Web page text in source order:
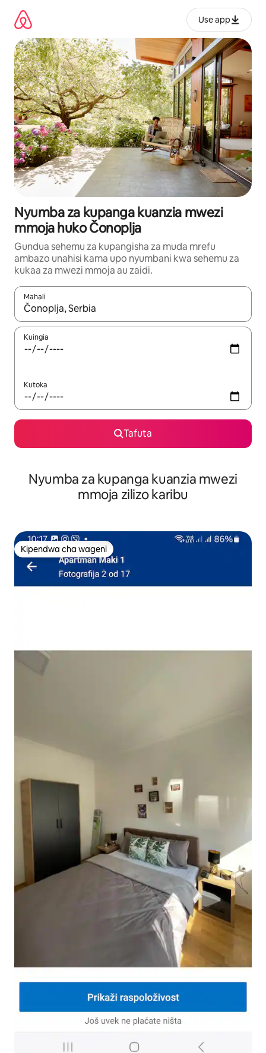
kwenda
kwenye
maudhui
Use app
Nyumba za kupanga kuanzia mwezi
mmoja huko Čonoplja
Gundua sehemu za kupangisha za muda mrefu
ambazo unahisi kama upo nyumbani kwa sehemu za
kukaa za mwezi mmoja au zaidi.
Mahali
Wakati matokeo yanapatikana, vinjari kwa kutumia vitufe vya
Kuingia
Kutoka
Tafuta
Nyumba za kupanga kuanzia mwezi
mmoja zilizo karibu
Kipendwa cha wageni
Kipendwa cha wageni